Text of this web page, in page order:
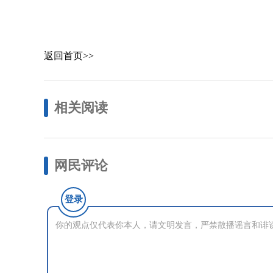
返回首页>>
相关阅读
网民评论
登录